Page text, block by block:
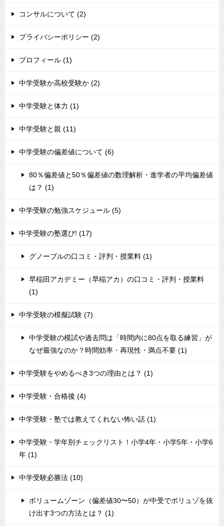
コンサルについて (2)
プライバシーポリシー (2)
プロフィール (1)
中学受験か高校受験か (2)
中学受験と体力 (1)
中学受験と親 (11)
中学受験の偏差値について (6)
80％偏差値と50％偏差値の数理解析・進学者の平均偏差値
は？ (1)
中学受験の勉強スケジュール (5)
中学受験の塾選び! (17)
グノーブルの口コミ・評判・授業料 (1)
早稲田アカデミー（早稲アカ）の口コミ・評判・授業料
(1)
中学受験の模擬試験 (7)
中学受験の模試や過去問は「時間内に80点を取る練習」が
なぜ最強なのか？時間効率・再現性・満点不要 (1)
中学受験をやめるべき3つの理由とは？ (1)
中学受験・合格後 (4)
中学受験・塾では教えてくれない怖い話 (1)
中学受験・学年別チェックリスト！小学4年・小学5年・小学6
年 (1)
中学受験必勝法 (10)
ボリュームゾーン（偏差値30〜50）が中受でボリュゾを抜
け出す3つの方法とは？ (1)